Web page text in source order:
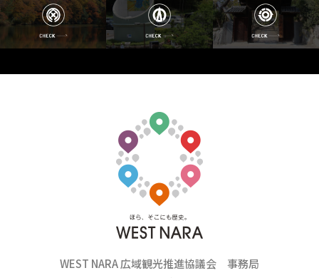
WEST NARA 広域観光推進協議会 事務局